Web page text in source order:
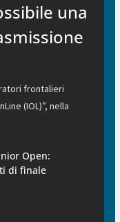
una
frontalieri
(IOL)”, nella
Open:
di finale